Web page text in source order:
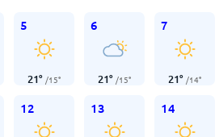
5
21° /15°
6
21° /15°
7
21° /14°
12 13 14